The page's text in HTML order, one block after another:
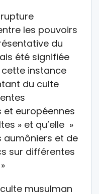
rupture
les pouvoirs
du
été signifiée
cette instance
du culte
européennes
» et qu’elle »
aumôniers et de
sur différentes
culte musulman